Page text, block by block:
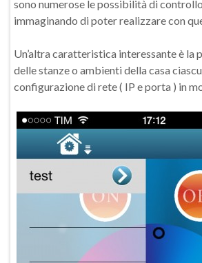
sono numerose le possibilità di
immaginando di poter realizzare con
Un’altra caratteristica interessante è la
delle stanze o ambienti della casa
configurazione di rete ( IP e porta ) in